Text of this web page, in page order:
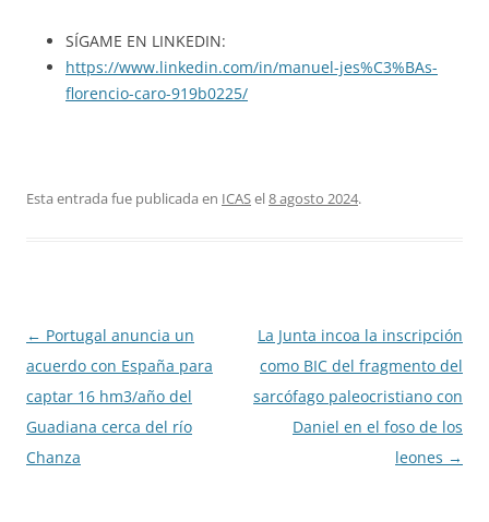
SÍGAME EN LINKEDIN:
https://www.linkedin.com/in/manuel-jes%C3%BAs-
florencio-caro-919b0225/
Esta entrada fue publicada en ICASel8 agosto 2024.
Navegación
de
entradas
← Portugal anuncia un
acuerdo con España para
captar 16 hm3/año del
Guadiana cerca del río
Chanza
La Junta incoa la inscripción
como BIC del fragmento del
sarcófago paleocristiano con
Daniel en el foso de los
leones →